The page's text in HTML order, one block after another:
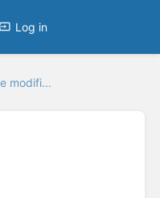
Log in
modifi...